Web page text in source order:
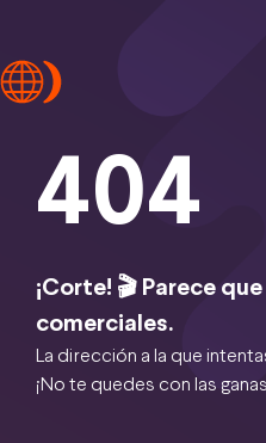
404
¡Corte! 🎬 Parece
comerciales.
La dirección a la que
¡No te quedes con las